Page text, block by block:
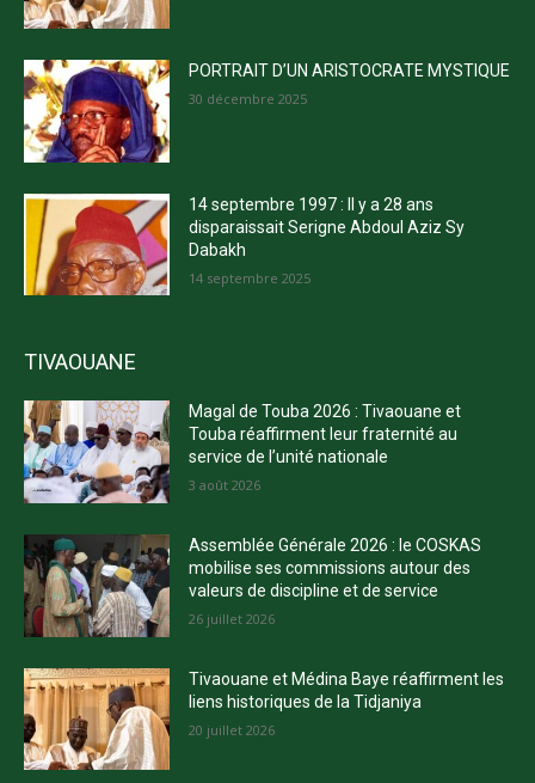
PORTRAIT D’UN ARISTOCRATE MYSTIQUE
30 décembre 2025
14 septembre 1997 : Il y a 28 ans
disparaissait Serigne Abdoul Aziz Sy
Dabakh
14 septembre 2025
TIVAOUANE
Magal de Touba 2026 : Tivaouane et
Touba réaffirment leur fraternité au
service de l’unité nationale
3 août 2026
Assemblée Générale 2026 : le COSKAS
mobilise ses commissions autour des
valeurs de discipline et de service
26 juillet 2026
Tivaouane et Médina Baye réaffirment les
liens historiques de la Tidjaniya
20 juillet 2026